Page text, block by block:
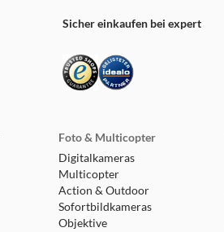
Sicher einkaufen bei expert
Foto & Multicopter
Digitalkameras
Multicopter
Action & Outdoor
Sofortbildkameras
Objektive